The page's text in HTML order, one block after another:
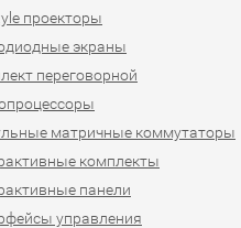
проекторы
экраны
переговорной
матричные коммутаторы
комплекты
панели
управления